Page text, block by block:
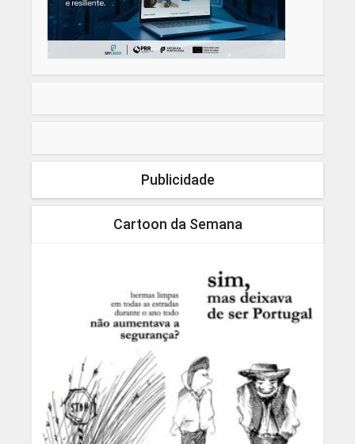
Publicidade
Cartoon da Semana